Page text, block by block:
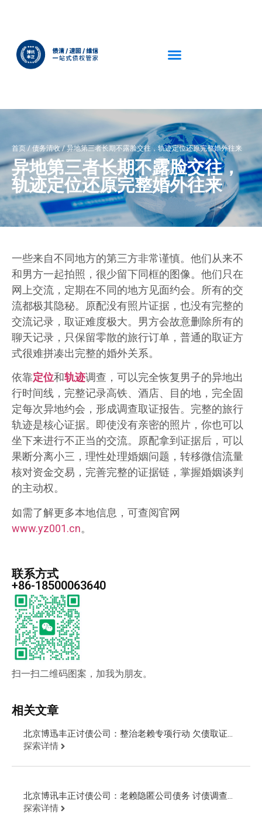
首页/债务清收/异地第三者长期不露脸交往，轨迹定位还原完整婚外往来
异地第三者长期不露脸交往，
轨迹定位还原完整婚外往来
一些来自不同地方的第三方非常谨慎。他们从来不
和男方一起拍照，很少留下同框的图像。他们只在
网上交流，定期在不同的地方见面约会。所有的交
流都极其隐秘。原配没有照片证据，也没有完整的
交流记录，取证难度极大。男方会故意删除所有的
聊天记录，只保留零散的旅行订单，普通的取证方
式很难拼凑出完整的婚外关系。
依靠定位和轨迹调查，可以完全恢复男子的异地出
行时间线，完整记录高铁、酒店、目的地，完全固
定每次异地约会，形成调查取证报告。完整的旅行
轨迹是核心证据。即使没有亲密的照片，你也可以
坐下来进行不正当的交流。原配拿到证据后，可以
果断分离小三，理性处理婚姻问题，转移微信流量
核对资金交易，完善完整的证据链，掌握婚姻谈判
的主动权。
如需了解更多本地信息，可查阅官网
www.yz001.cn。
联系方式
+86-18500063640
扫一扫二维码图案，加我为朋友。
相关文章
北京博迅丰正讨债公司：整治老赖专项行动 欠债取证公
安现场抓人
探索详情
北京博讯丰正讨债公司：老赖隐匿公司债务 讨债调查起
诉回款
探索详情